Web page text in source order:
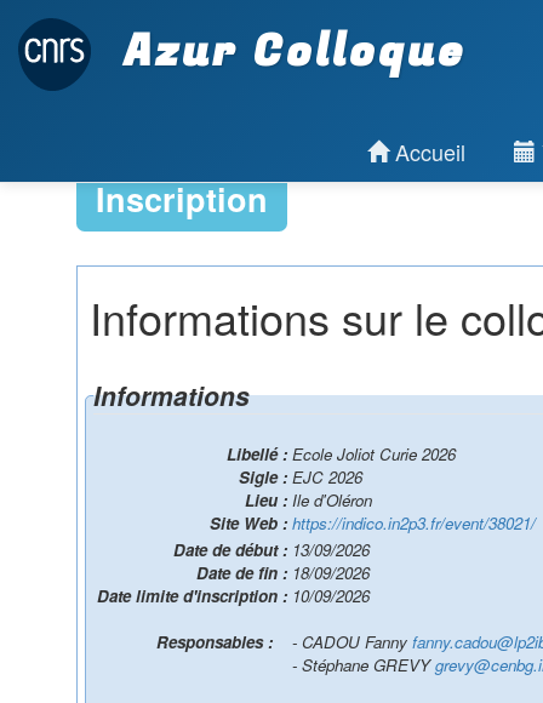
Azur Colloque
Accueil
Inscription
Informations sur le
Informations
Libellé : Ecole Joliot Curie 2026
Sigle : EJC 2026
Lieu : Ile d'Oléron
Site Web : https://indico.in2p3.fr/event/38021/
Date de début : 13/09/2026
Date de fin : 18/09/2026
Date limite d'inscription : 10/09/2026
- CADOU Fanny
- Stéphane GREVY